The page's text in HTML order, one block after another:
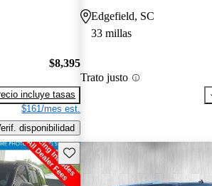
$8,395
incluye tasas
$161/mes est.
disponibilidad
Edgefield, SC
33 millas
Trato justo
Guarda este Aviso